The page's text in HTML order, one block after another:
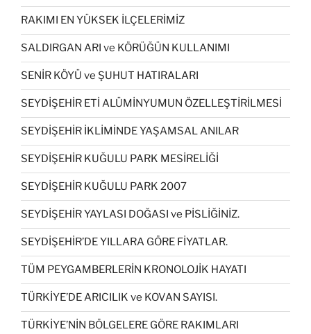
RAKIMI EN YÜKSEK İLÇELERİMİZ
SALDIRGAN ARI ve KÖRÜĞÜN KULLANIMI
SENİR KÖYÜ ve ŞUHUT HATIRALARI
SEYDİŞEHİR ETİ ALÜMİNYUMUN ÖZELLEŞTİRİLMESİ
SEYDİŞEHİR İKLİMİNDE YAŞAMSAL ANILAR
SEYDİŞEHİR KUĞULU PARK MESİRELİĞİ
SEYDİŞEHİR KUĞULU PARK 2007
SEYDİŞEHİR YAYLASI DOĞASI ve PİSLİĞİNİZ.
SEYDİŞEHİR’DE YILLARA GÖRE FİYATLAR.
TÜM PEYGAMBERLERİN KRONOLOJİK HAYATI
TÜRKİYE’DE ARICILIK ve KOVAN SAYISI.
TÜRKİYE’NİN BÖLGELERE GÖRE RAKIMLARI